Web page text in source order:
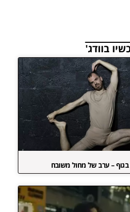
בוודג'
בגוף – ערב של מחול משובח